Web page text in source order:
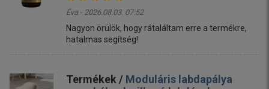
Éva - 2026.08.03. 07:52
Nagyon örülök, hogy rátaláltam erre a termékre,
hatalmas segítség!
Termékek / Moduláris labdapálya